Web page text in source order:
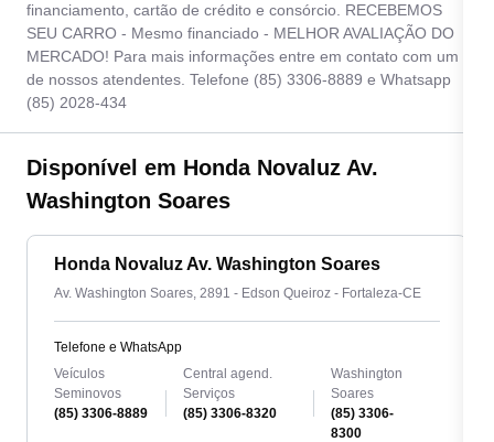
financiamento, cartão de crédito e consórcio. RECEBEMOS
SEU CARRO - Mesmo financiado - MELHOR AVALIAÇÃO DO
MERCADO! Para mais informações entre em contato com um
de nossos atendentes. Telefone (85) 3306-8889 e Whatsapp
(85) 2028-434
Disponível em Honda Novaluz Av.
Washington Soares
Honda Novaluz Av. Washington Soares
Av. Washington Soares, 2891 - Edson Queiroz - Fortaleza-CE
Telefone e WhatsApp
Veículos
Seminovos
(85) 3306-8889
Central agend.
Serviços
(85) 3306-8320
Washington
Soares
(85) 3306-
8300